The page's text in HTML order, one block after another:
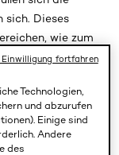
sich. Dieses
wie zum
um den Po.
Cellulite
drückt die
Dies führt
Technologien,
und abzurufen
Einige sind
Andere
des
Einwilligung fortfahren